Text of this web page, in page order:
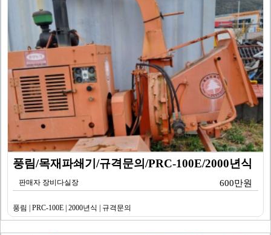
풍림/목재파쇄기/규격문의/PRC-100E/2000년식
판매자 장비다실장 600만원
풍림 | PRC-100E | 2000년식 | 규격문의